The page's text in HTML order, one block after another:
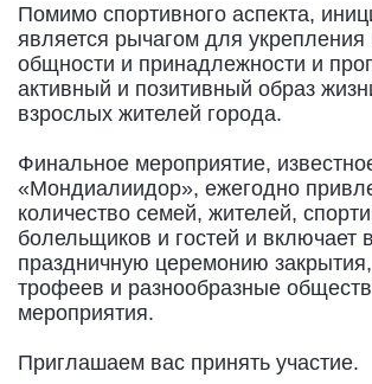
Помимо спортивного аспекта,
является рычагом для укрепления
общности и принадлежности и
активный и позитивный образ
взрослых жителей города.
Финальное мероприятие,
«Мондиалиидор», ежегодно
количество семей, жителей,
болельщиков и гостей и включает
праздничную церемонию
трофеев и разнообразные
мероприятия.
Приглашаем вас принять участие.